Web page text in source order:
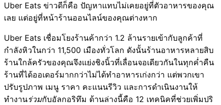
Uber Eats ข่าวดีก็คือ ปัญหาแทบไม่เคยอยู่ที่ตัวอาหารของคุณ
เลย แต่อยู่ที่หน้าร้านออนไลน์ของคุณต่างหาก
Uber Eats เชื่อมโยงร้านค้ากว่า 1.2 ล้านรายเข้ากับลูกค้าที่
กำลังหิวในกว่า 11,500 เมืองทั่วโลก ดังนั้นร้านอาหารหลายสิบ
ร้านใกล้ครัวของคุณจึงแย่งชิงนิ้วที่เลื่อนจอเดียวกันในทุกค่ำคืน
ร้านที่ได้ออเดอร์มากกว่าไม่ได้ทำอาหารเก่งกว่า แต่พวกเขา
ปรับรูปภาพ เมนู ราคา คะแนนรีวิว และการดำเนินงานให้
ทำงานร่วมกับอัลกอริทึม ด้านล่างนี้คือ 12 เทคนิคที่ช่วยเพิ่มปริ